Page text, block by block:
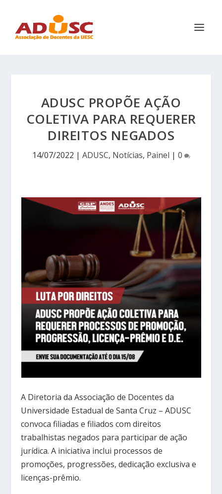
ADUSC PROPÕE AÇÃO
COLETIVA PARA REQUERER
DIREITOS NEGADOS
14/07/2022 | ADUSC, Notícias, Painel | 0
A Diretoria da Associação de Docentes da
Universidade Estadual de Santa Cruz – ADUSC
convoca filiadas e filiados com direitos
trabalhistas negados para participar de ação
jurídica. A iniciativa inclui processos de
promoções, progressões, dedicação exclusiva e
licenças-prêmio.